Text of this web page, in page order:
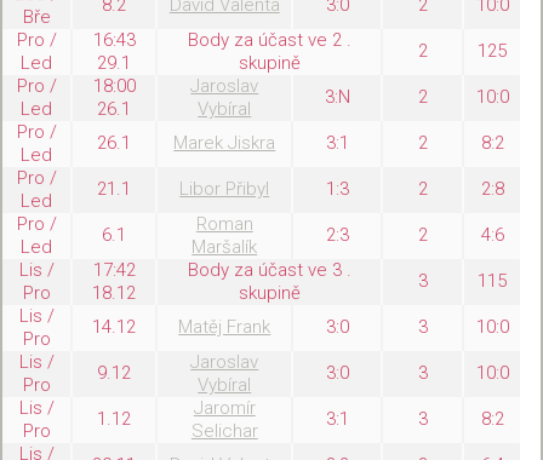
Bře
8.2 David Valenta 3:0 2
10:0
Pro /
Led
16:43
29.1
Body za účast ve 2 .
skupině
2
125
Pro /
Led
18:00
26.1
Jaroslav
Vybíral
3:N 2
10:0
Pro /
Led
26.1 Marek Jiskra 3:1 2
8:2
Pro /
Led
21.1 Libor Přibyl 1:3 2
2:8
Pro /
Led
6.1
Roman
Maršalík
2:3 2
4:6
Lis /
Pro
17:42
18.12
Body za účast ve 3 .
skupině
3
115
Lis /
Pro
14.12 Matěj Frank 3:0 3
10:0
Lis /
Pro
9.12
Jaroslav
Vybíral
3:0 3
10:0
Lis /
Pro
1.12
Jaromír
Selichar
3:1 3
8:2
Lis /